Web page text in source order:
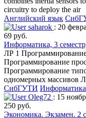
circuitry to deploy the air
Английский язык
saharok : 20
69 руб.
Информатика, 3
ЛР 1
Программирование
Программирование
одномерных массивов
СибГУТИ Информатика
Oleg72 : 15
250 руб.
Экономика. Экзамен. 2